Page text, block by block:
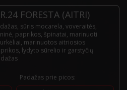
FORESTA (AITRI)
sūris mocarela, voveraitės,
paprikos, špinatai, marinuoti
marinuotos aitriosios
lydyto sūrelio ir garstyčių
Padažas prie picos: